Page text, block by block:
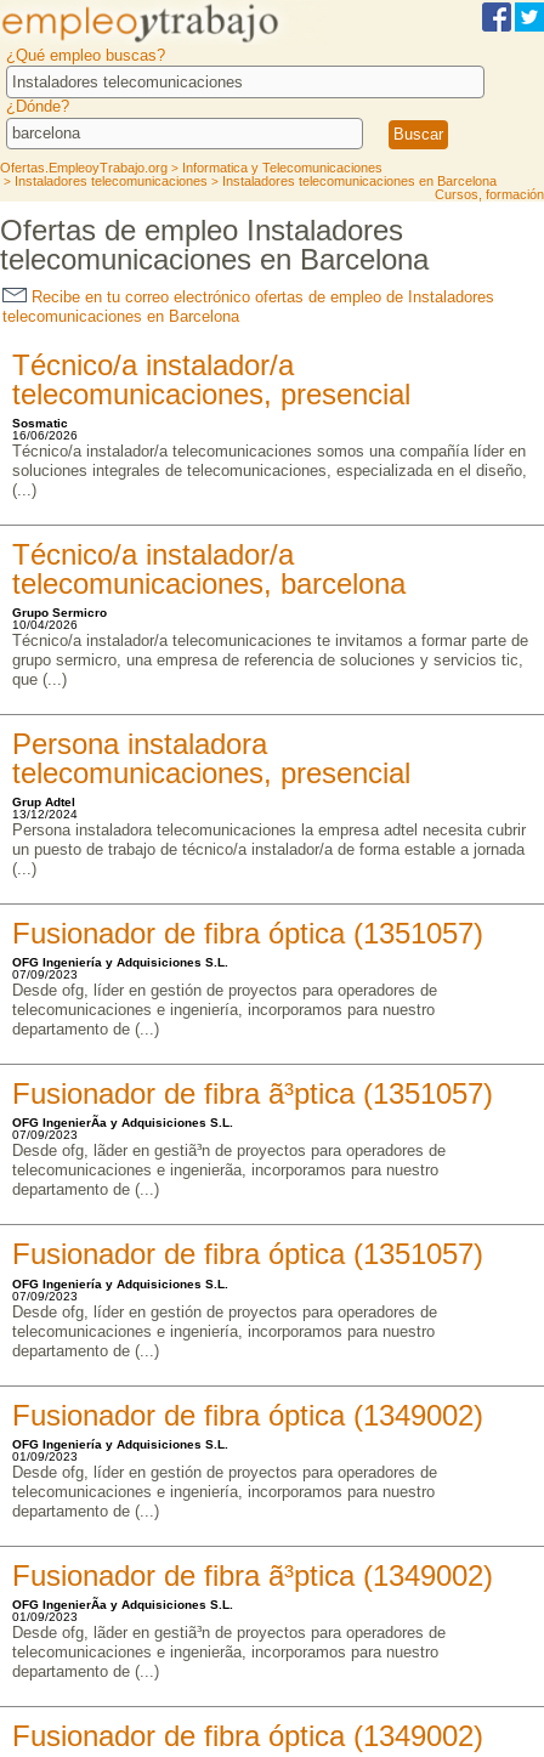
¿Qué empleo buscas?
¿Dónde?
Ofertas.EmpleoyTrabajo.org > Informatica y Telecomunicaciones
> Instaladores telecomunicaciones > Instaladores telecomunicaciones en Barcelona
Cursos, formación
Ofertas de empleo Instaladores
telecomunicaciones en Barcelona
Recibe en tu correo electrónico ofertas de empleo de Instaladores
telecomunicaciones en Barcelona
Técnico/a instalador/a
telecomunicaciones, presencial
Sosmatic
16/06/2026
Técnico/a instalador/a telecomunicaciones somos una compañía líder en
soluciones integrales de telecomunicaciones, especializada en el diseño,
(...)
Técnico/a instalador/a
telecomunicaciones, barcelona
Grupo Sermicro
10/04/2026
Técnico/a instalador/a telecomunicaciones te invitamos a formar parte de
grupo sermicro, una empresa de referencia de soluciones y servicios tic,
que (...)
Persona instaladora
telecomunicaciones, presencial
Grup Adtel
13/12/2024
Persona instaladora telecomunicaciones la empresa adtel necesita cubrir
un puesto de trabajo de técnico/a instalador/a de forma estable a jornada
(...)
Fusionador de fibra óptica (1351057)
OFG Ingeniería y Adquisiciones S.L.
07/09/2023
Desde ofg, líder en gestión de proyectos para operadores de
telecomunicaciones e ingeniería, incorporamos para nuestro
departamento de (...)
Fusionador de fibra ã³ptica (1351057)
OFG IngenierÃ­a y Adquisiciones S.L.
07/09/2023
Desde ofg, lã­der en gestiã³n de proyectos para operadores de
telecomunicaciones e ingenierã­a, incorporamos para nuestro
departamento de (...)
Fusionador de fibra óptica (1351057)
OFG Ingeniería y Adquisiciones S.L.
07/09/2023
Desde ofg, líder en gestión de proyectos para operadores de
telecomunicaciones e ingeniería, incorporamos para nuestro
departamento de (...)
Fusionador de fibra óptica (1349002)
OFG Ingeniería y Adquisiciones S.L.
01/09/2023
Desde ofg, líder en gestión de proyectos para operadores de
telecomunicaciones e ingeniería, incorporamos para nuestro
departamento de (...)
Fusionador de fibra ã³ptica (1349002)
OFG IngenierÃ­a y Adquisiciones S.L.
01/09/2023
Desde ofg, lã­der en gestiã³n de proyectos para operadores de
telecomunicaciones e ingenierã­a, incorporamos para nuestro
departamento de (...)
Fusionador de fibra óptica (1349002)